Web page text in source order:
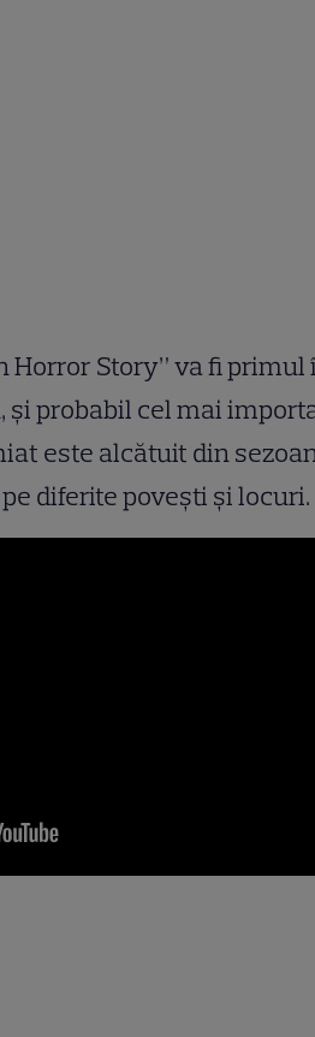
Horror Story” va fi primul
şi probabil cel mai
este alcătuit din
diferite poveşti şi locuri.